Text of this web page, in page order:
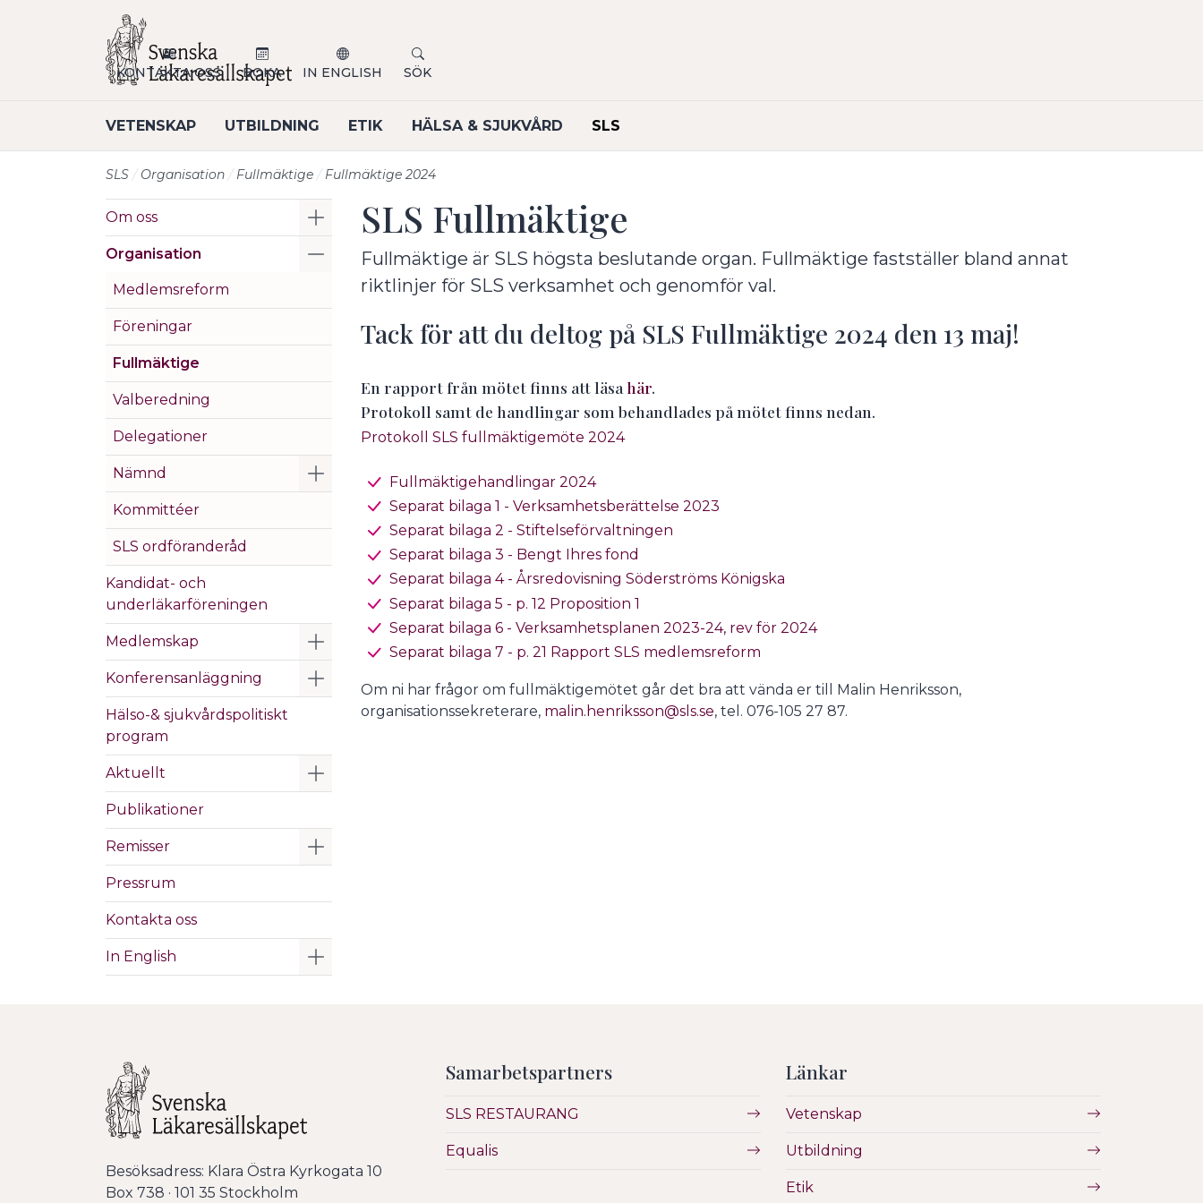
VETENSKAP UTBILDNING ETIK HÄLSA & SJUKVÅRD SLS
KONTAKTA OSS BOKA IN ENGLISH SÖK
SLS Organisation Fullmäktige Fullmäktige 2024
Om oss Visa/Göm undermeny
Organisation Visa/Göm undermeny
Medlemsreform
Föreningar
Fullmäktige
Valberedning
Delegationer
Nämnd Visa/Göm undermeny
Kommittéer
SLS ordföranderåd
Kandidat- och
underläkarföreningen
Medlemskap Visa/Göm undermeny
Konferensanläggning Visa/Göm undermeny
Hälso-& sjukvårdspolitiskt
program
Aktuellt Visa/Göm undermeny
Publikationer
Remisser Visa/Göm undermeny
Pressrum
Kontakta oss
In English Visa/Göm undermeny
SLS Fullmäktige
Fullmäktige är SLS högsta beslutande organ. Fullmäktige fastställer bland annat
riktlinjer för SLS verksamhet och genomför val.
Tack för att du deltog på SLS Fullmäktige 2024 den 13 maj!
En rapport från mötet finns att läsa här.
Protokoll samt de handlingar som behandlades på mötet finns nedan.
Protokoll SLS fullmäktigemöte 2024
Fullmäktigehandlingar 2024
Separat bilaga 1 - Verksamhetsberättelse 2023
Separat bilaga 2 - Stiftelseförvaltningen
Separat bilaga 3 - Bengt Ihres fond
Separat bilaga 4 - Årsredovisning Söderströms Königska
Separat bilaga 5 - p. 12 Proposition 1
Separat bilaga 6 - Verksamhetsplanen 2023-24, rev för 2024
Separat bilaga 7 - p. 21 Rapport SLS medlemsreform
Om ni har frågor om fullmäktigemötet går det bra att vända er till Malin Henriksson,
organisationssekreterare, malin.henriksson@sls.se, tel. 076-105 27 87.
Besöksadress: Klara Östra Kyrkogata 10
Box 738 · 101 35 Stockholm
Samarbetspartners
SLS RESTAURANG
Equalis
Länkar
Vetenskap
Utbildning
Etik